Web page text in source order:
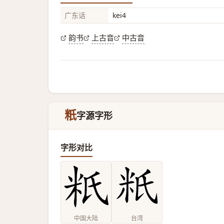
广东话 kei4
韵书 上古音 中古音
䉻字源字形
字形对比
中国大陆 台湾